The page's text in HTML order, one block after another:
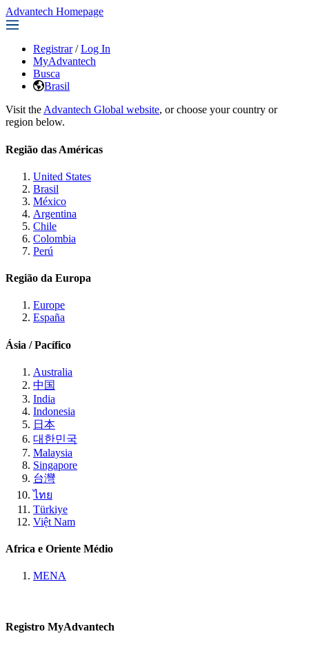
Advantech Homepage
Registrar / Log In
MyAdvantech
Busca
Brasil
Visit the Advantech Global website, or choose your country or
region below.
Região das Américas
United States
Brasil
México
Argentina
Chile
Colombia
Perú
Região da Europa
Europe
España
Ásia / Pacífico
Australia
中国
India
Indonesia
日本
대한민국
Malaysia
Singapore
台灣
ไทย
Türkiye
Việt Nam
Africa e Oriente Médio
MENA
Registro MyAdvantech